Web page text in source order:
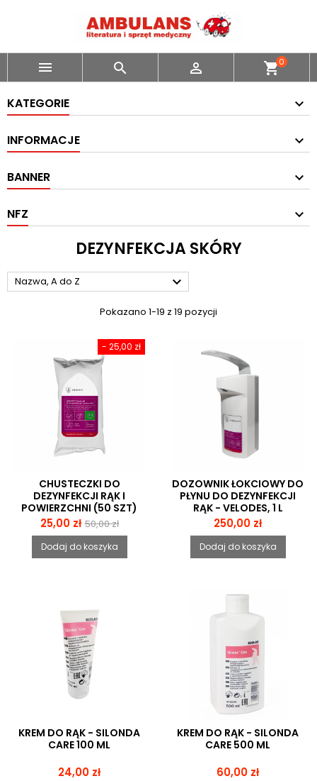
   shopping_cart0
KATEGORIE
INFORMACJE
BANNER
NFZ
DEZYNFEKCJA SKÓRY
Nazwa, A do Z 
Pokazano 1-19 z 19 pozycji
- 25,00 zł
CHUSTECZKI DO
DEZYNFEKCJI RĄK I
POWIERZCHNI (50 SZT)
Cena
25,00 zł Cena
podstawowa
50,00 zł
Dodaj do koszyka
DOZOWNIK ŁOKCIOWY DO
PŁYNU DO DEZYNFEKCJI
RĄK - VELODES, 1 L
Cena
250,00 zł
Dodaj do koszyka
KREM DO RĄK - SILONDA
CARE 100 ML
Cena
24,00 zł
KREM DO RĄK - SILONDA
CARE 500 ML
Cena
60,00 zł